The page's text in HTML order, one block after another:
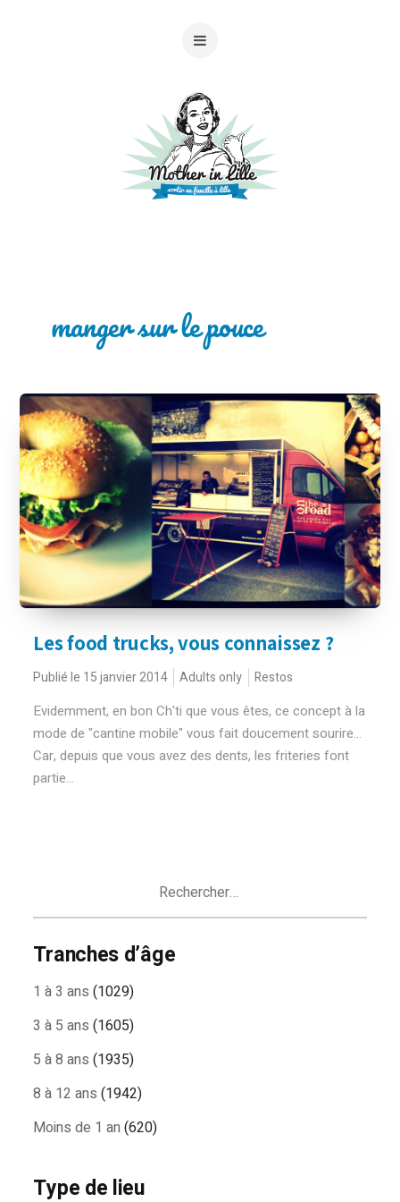
manger sur le pouce
Les food trucks, vous connaissez ?
Publié le 15 janvier 2014 Adults only Restos
Evidemment, en bon Ch'ti que vous êtes, ce concept à la
mode de "cantine mobile" vous fait doucement sourire...
Car, depuis que vous avez des dents, les friteries font
partie...
Tranches d’âge
1 à 3 ans (1029)
3 à 5 ans (1605)
5 à 8 ans (1935)
8 à 12 ans (1942)
Moins de 1 an (620)
Type de lieu